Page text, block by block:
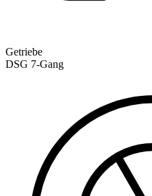
Getriebe
DSG 7-Gang